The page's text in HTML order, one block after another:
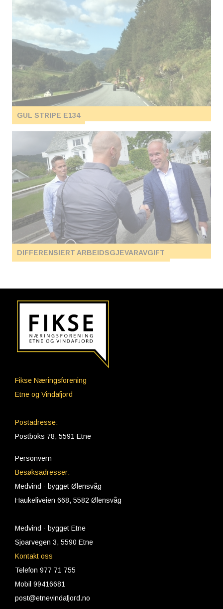
GUL STRIPE E134
DIFFERENSIERT ARBEIDSGJEVARAVGIFT
Fikse Næringsforening
Etne og Vindafjord
Postadresse:
Postboks 78, 5591 Etne
Personvern
Besøksadresser:
Medvind - bygget Ølensvåg
Haukeliveien 668, 5582 Ølensvåg
Medvind - bygget Etne
Sjoarvegen 3, 5590 Etne
Kontakt oss
Telefon 977 71 755
Mobil 99416681
post@etnevindafjord.no